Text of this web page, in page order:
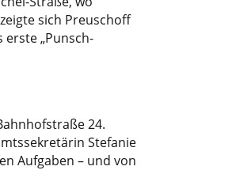
sich Preuschoff
„Punsch-
24.
Stefanie
Aufgaben – und von